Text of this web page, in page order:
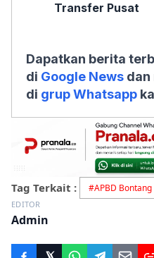
Transfer Pusat
Dapatkan berita
di Google News dan
di grup Whatsapp
Tag Terkait : #APBD Bontang
EDITOR
Admin